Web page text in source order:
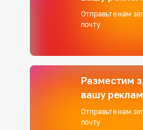
Отправьте нам
почту
Разместим
вашу
Отправьте нам
почту